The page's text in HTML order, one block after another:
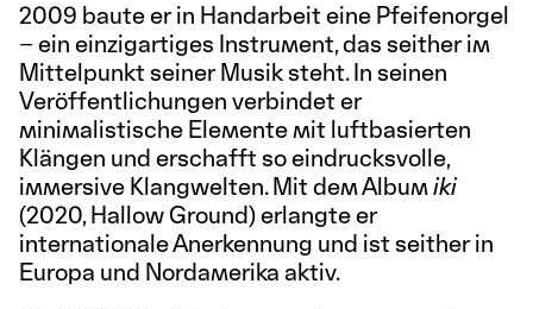
2009 baute er in Handarbeit eine Pfeifenorgel
– ein einzigartiges Instrument, das seither im
Mittelpunkt seiner Musik steht. In seinen
Veröffentlichungen verbindet er
minimalistische Elemente mit luftbasierten
Klängen und erschafft so eindrucksvolle,
immersive Klangwelten. Mit dem Albumiki
(2020, Hallow Ground) erlangte er
internationale Anerkennung und ist seither in
Europa und Nordamerika aktiv.